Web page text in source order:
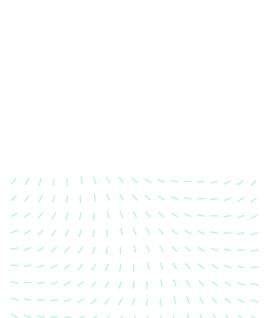
Karosserievermessung
Unsere exakte Karosserievermessung stellt sicher,
dass Ihre Fahrzeugkarosserie nach einem Unfall
wieder in ihren ursprünglichen Zustand gebracht
wird.